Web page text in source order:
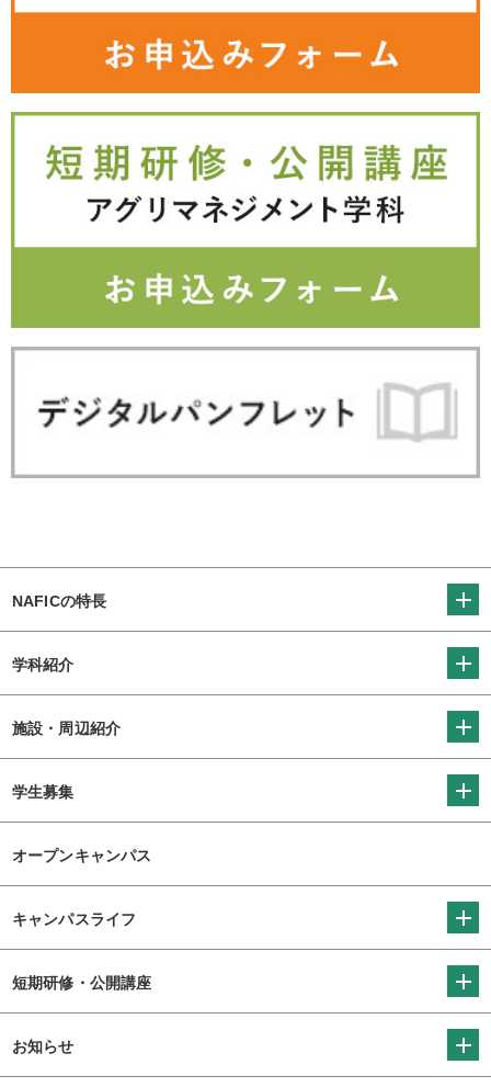
NAFICの特長
学科紹介
施設・周辺紹介
学生募集
オープンキャンパス
キャンパスライフ
短期研修・公開講座
お知らせ